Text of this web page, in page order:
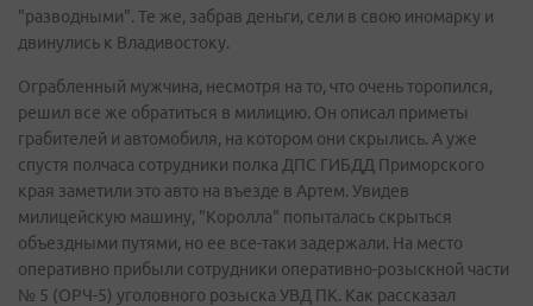
"разводными". Те же, забрав деньги, сели в свою иномарку и
двинулись к Владивостоку.
Ограбленный мужчина, несмотря на то, что очень торопился,
решил все же обратиться в милицию. Он описал приметы
грабителей и автомобиля, на котором они скрылись. А уже
спустя полчаса сотрудники полка ДПС ГИБДД Приморского
края заметили это авто на въезде в Артем. Увидев
милицейскую машину, "Королла" попыталась скрыться
объездными путями, но ее все-таки задержали. На место
оперативно прибыли сотрудники оперативно-розыскной части
№ 5 (ОРЧ-5) уголовного розыска УВД ПК. Как рассказал